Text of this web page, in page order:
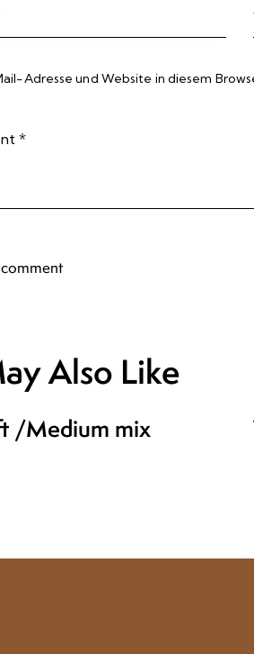
Adresse und Website in diesem
Also Like
/Medium mix